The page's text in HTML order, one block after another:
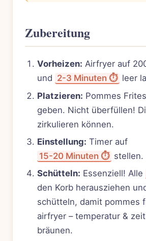
Zubereitung
Vorheizen: Airfryer auf
und 2-3 Minuten ⏱️ leer
Platzieren: Pommes
geben. Nicht überfüllen!
zirkulieren können.
Einstellung: Timer auf
15-20 Minuten ⏱️ stellen.
Schütteln: Essenziell! Alle
den Korb herausziehen
schütteln, damit pommes
airfryer – temperatur &
bräunen.